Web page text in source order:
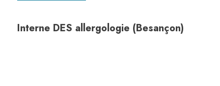
Interne DES allergologie (Besançon)